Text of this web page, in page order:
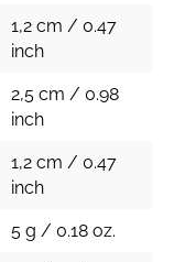
1,2 cm / 0.47
inch
2,5 cm / 0.98
inch
1,2 cm / 0.47
inch
5 g / 0.18 oz.